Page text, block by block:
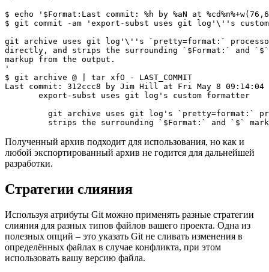
$ echo
'$Format:Last commit: %h by %aN at
$ git commit -am 'export-subst uses git log' \ ' 's
git archive uses git log' \ ' 's `pretty=format:`
directly, and strips the surrounding `$Format:` and `$`
markup from the output.
'
$ git archive @ tar xfO - LAST_COMMIT
Last commit: 312ccc8 by Jim Hill at Fri May 8 09:14:04
       export-subst uses
git log 's custom formatter
         git archive uses git log'
s ` pretty=format: `
         strips the surrounding
` $Format: ` and ` $ `
Полученный архив подходит для использования, но как и
любой экспортированный архив не годится для дальнейшей
разработки.
Стратегии слияния
Используя атрибуты Git можно применять разные стратегии
слияния для разных типов файлов вашего проекта. Одна из
полезных опций – это указать Git не сливать изменения в
определённых файлах в случае конфликта, при этом
использовать вашу версию файла.